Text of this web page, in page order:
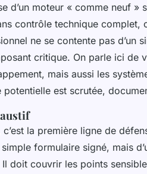
d’un moteur « comme neuf »
contrôle technique complet,
ne se contente pas d’un
critique. On parle ici de
mais aussi les
potentielle est scrutée,
la première ligne de
simple formulaire signé, mais
doit couvrir les points